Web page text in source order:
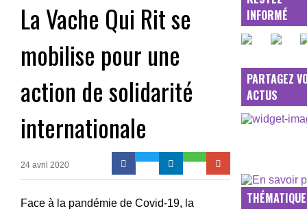
La Vache Qui Rit se
mobilise pour une
action de solidarité
internationale
24 avril 2020
Face à la pandémie de Covid-19, la
INFORMÉ
PARTAGEZ
ACTUS